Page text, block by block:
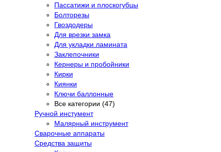
Пассатижи и плоскогубцы
Болторезы
Гвоздодеры
Для врезки замка
Для укладки ламината
Заклепочники
Кернеры и пробойники
Кирки
Киянки
Ключи баллонные
Все категории (47)
Ручной инстумент
Малярный инструмент
Сварочные аппараты
Средства защиты